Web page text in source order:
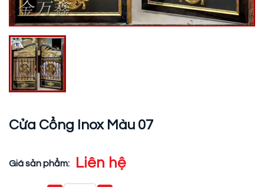
Cửa Cổng Inox Màu 07
Giá sản phẩm: Liên hệ